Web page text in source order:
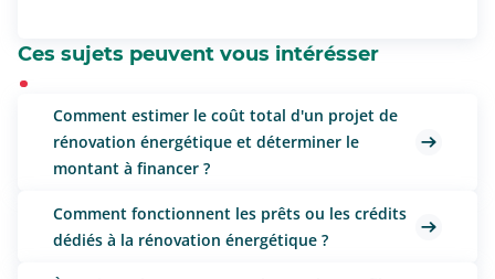
Ces sujets peuvent vous intérésser
Comment estimer le coût total d'un projet de
rénovation énergétique et déterminer le
montant à financer ?
Comment fonctionnent les prêts ou les crédits
dédiés à la rénovation énergétique ?